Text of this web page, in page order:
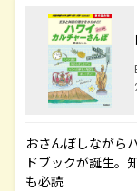
おさんぽしながら
ドブックが誕生。
も必読